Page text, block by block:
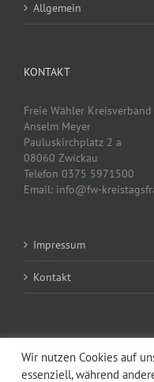
Allgemein
KONTAKT
Freie Wähler Kreisverband
Anselm Meyer
Pauluskirchplatz 2 a
08060 Zwickau
Telefon 0375 5971500
Email: info@fw-
Impressum
Kontakt
Wir nutzen Cookies auf
essenziell, während